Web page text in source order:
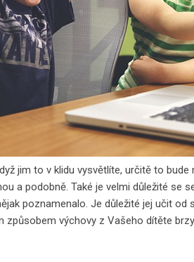
jim to v klidu vysvětlíte, určitě to
a podobně. Také je velmi důležité
poznamenalo. Je důležité jej učit
způsobem výchovy z Vašeho dítěte